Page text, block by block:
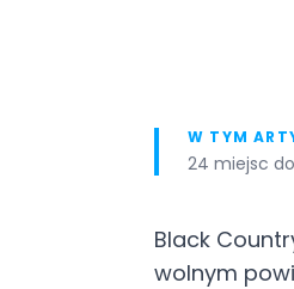
W TYM
24 miejsc
Black
wolnym